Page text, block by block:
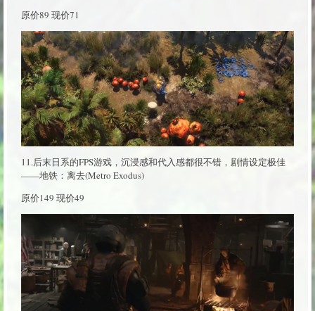
原价89 现价71
11.后末日系的FPS游戏，沉浸感和代入感都很不错，剧情设定极佳
——地铁：离去(Metro Exodus)
原价149 现价49